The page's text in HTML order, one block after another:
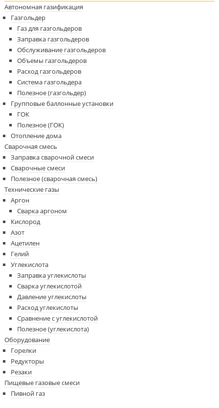
Автономная газификация
Газгольдер
Газ для газгольдеров
Заправка газгольдеров
Обслуживание газгольдеров
Объемы газгольдеров
Расход газгольдеров
Система газгольдера
Полезное (газгольдер)
Групповые баллонные установки
ГОК
Полезное (ГОК)
Отопление дома
Сварочная смесь
Заправка сварочной смеси
Сварочные смеси
Полезное (сварочная смесь)
Технические газы
Аргон
Сварка аргоном
Кислород
Азот
Ацетилен
Гелий
Углекислота
Заправка углекислоты
Сварка углекислотой
Давление углекислоты
Расход углекислоты
Сравнение c углекислотой
Полезное (углекислота)
Оборудование
Горелки
Редукторы
Резаки
Пищевые газовые смеси
Пивной газ